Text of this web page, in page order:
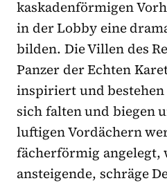
kaskadenförmigen
in der Lobby eine
bilden. Die Villen des
Panzer der Echten
inspiriert und bestehen
sich falten und biegen
luftigen Vordächern
fächerförmig angelegt,
ansteigende, schräge